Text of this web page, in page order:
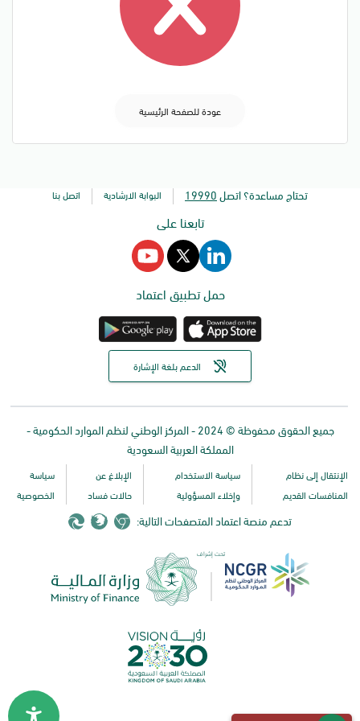
عودة للصفحة الرئيسية
تحتاج مساعدة؟ اتصل19990 البوابة الارشادية اتصل بنا
تابعنا على
حمل تطبيق اعتماد
الدعم بلغة الإشارة
جميع الحقوق محفوظة © 2024 - المركز الوطني لنظم الموارد الحكومية -
المملكة العربية السعودية
الإنتقال إلى نظام
المنافسات القديم
سياسة الاستخدام
وإخلاء المسؤولية
الإبلاغ عن
حالات فساد
سياسة
الخصوصية
تدعم منصة اعتماد المتصفحات التالية:
تحت إشراف